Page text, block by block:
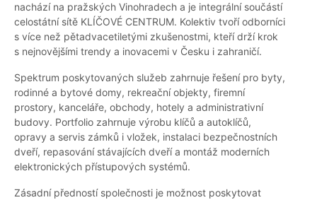
nachází na pražských Vinohradech a je integrální součástí
celostátní sítě KLÍČOVÉ CENTRUM. Kolektiv tvoří odborníci
s více než pětadvacetiletými zkušenostmi, kteří drží krok
s nejnovějšími trendy a inovacemi v Česku i zahraničí.
Spektrum poskytovaných služeb zahrnuje řešení pro byty,
rodinné a bytové domy, rekreační objekty, firemní
prostory, kanceláře, obchody, hotely a administrativní
budovy. Portfolio zahrnuje výrobu klíčů a autoklíčů,
opravy a servis zámků i vložek, instalaci bezpečnostních
dveří, repasování stávajících dveří a montáž moderních
elektronických přístupových systémů.
Zásadní předností společnosti je možnost poskytovat